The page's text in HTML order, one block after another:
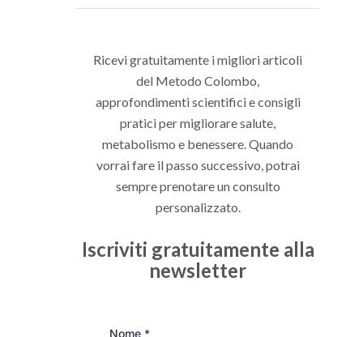
Ricevi gratuitamente i migliori articoli
del Metodo Colombo,
approfondimenti scientifici e consigli
pratici per migliorare salute,
metabolismo e benessere. Quando
vorrai fare il passo successivo, potrai
sempre prenotare un consulto
personalizzato.
Iscriviti gratuitamente alla
newsletter